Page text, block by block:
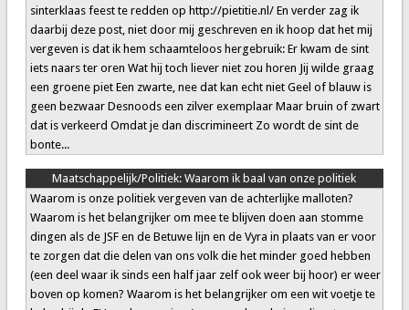
sinterklaas feest te redden op http://pietitie.nl/ En verder zag ik
daarbij deze post, niet door mij geschreven en ik hoop dat het mij
vergeven is dat ik hem schaamteloos hergebruik: Er kwam de sint
iets naars ter oren Wat hij toch liever niet zou horen Jij wilde graag
een groene piet Een zwarte, nee dat kan echt niet Geel of blauw is
geen bezwaar Desnoods een zilver exemplaar Maar bruin of zwart
dat is verkeerd Omdat je dan discrimineert Zo wordt de sint de
bonte...
Maatschappelijk/Politiek:Waarom ik baal van onze politiek
Waarom is onze politiek vergeven van de achterlijke malloten?
Waarom is het belangrijker om mee te blijven doen aan stomme
dingen als de JSF en de Betuwe lijn en de Vyra in plaats van er voor
te zorgen dat die delen van ons volk die het minder goed hebben
(een deel waar ik sinds een half jaar zelf ook weer bij hoor) er weer
boven op komen? Waarom is het belangrijker om een wit voetje te